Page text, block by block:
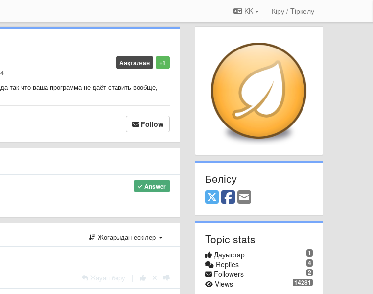
KK Кіру / Tiркелу
+1
Аяқталған
4
так что ваша программа не даёт ставить вообще,
Follow
Answer
Жоғарыдан ескілер
Жауап беру
Бөлісу
Topic stats
1
Дауыстар
4
Replies
2
Followers
14281
Views